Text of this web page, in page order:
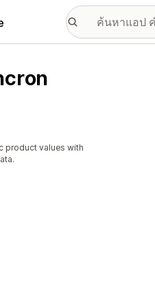
product values with